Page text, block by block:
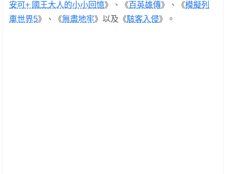
安可+ 國王大人的小小回憶》、《百英雄傳》、《模擬列
車世界5》、《無盡地牢》以及《駭客入侵》。